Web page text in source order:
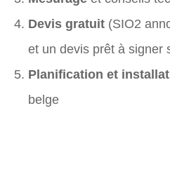
Devis gratuit (SIO2
et un devis prêt à signer
Planification et
belge